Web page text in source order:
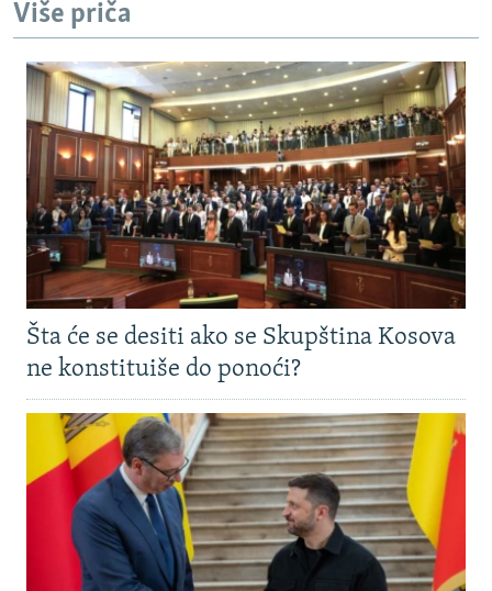
Više priča
Šta će se desiti ako se Skupština Kosova
ne konstituiše do ponoći?